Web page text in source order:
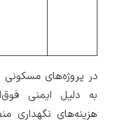
در پروژه‌های مسکونی
به دلیل ایمنی
هزینه‌های نگهداری